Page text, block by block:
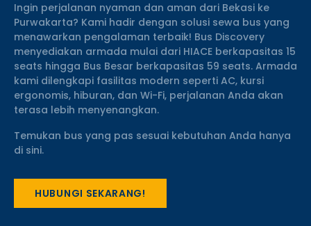
Ingin perjalanan nyaman dan aman dari Bekasi ke
Purwakarta? Kami hadir dengan solusi sewa bus yang
menawarkan pengalaman terbaik! Bus Discovery
menyediakan armada mulai dari HIACE berkapasitas 15
seats hingga Bus Besar berkapasitas 59 seats. Armada
kami dilengkapi fasilitas modern seperti AC, kursi
ergonomis, hiburan, dan Wi-Fi, perjalanan Anda akan
terasa lebih menyenangkan.
Temukan bus yang pas sesuai kebutuhan Anda hanya
di sini.
HUBUNGI SEKARANG!